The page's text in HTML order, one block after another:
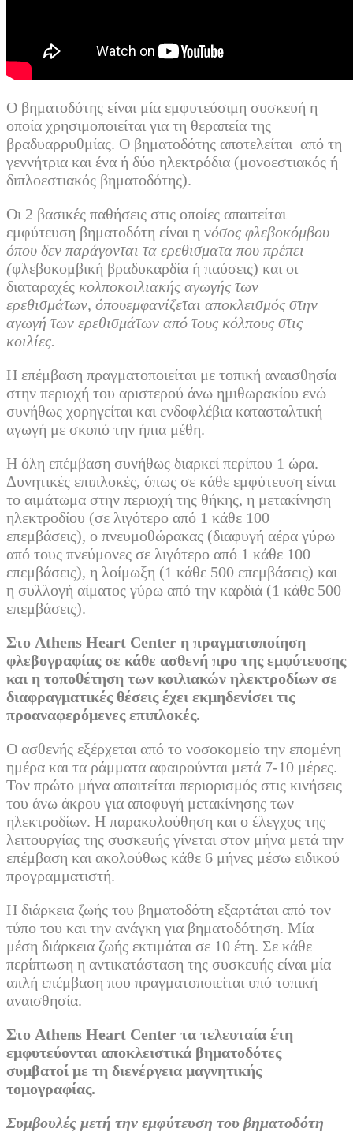
Ο βηματοδότης είναι μία εμφυτεύσιμη συσκευή η
οποία χρησιμοποιείται για τη θεραπεία της
βραδυαρρυθμίας. Ο βηματοδότης αποτελείται από τη
γεννήτρια και ένα ή δύο ηλεκτρόδια (μονοεστιακός ή
διπλοεστιακός βηματοδότης).
Οι 2 βασικές παθήσεις στις οποίες απαιτείται
εμφύτευση βηματοδότη είναι η νόσος φλεβοκόμβου
όπου δεν παράγονται τα ερεθισματα που πρέπει
(φλεβοκομβική βραδυκαρδία ή παύσεις) και οι
διαταραχές κολποκοιλιακής αγωγής των
ερεθισμάτων, όπουεμφανίζεται αποκλεισμός στην
αγωγή των ερεθισμάτων από τους κόλπους στις
κοιλίες.
Η επέμβαση πραγματοποιείται με τοπική αναισθησία
στην περιοχή του αριστερού άνω ημιθωρακίου ενώ
συνήθως χορηγείται και ενδοφλέβια κατασταλτική
αγωγή με σκοπό την ήπια μέθη.
Η όλη επέμβαση συνήθως διαρκεί περίπου 1 ώρα.
Δυνητικές επιπλοκές, όπως σε κάθε εμφύτευση είναι
το αιμάτωμα στην περιοχή της θήκης, η μετακίνηση
ηλεκτροδίου (σε λιγότερο από 1 κάθε 100
επεμβάσεις), ο πνευμοθώρακας (διαφυγή αέρα γύρω
από τους πνεύμονες σε λιγότερο από 1 κάθε 100
επεμβάσεις), η λοίμωξη (1 κάθε 500 επεμβάσεις) και
η συλλογή αίματος γύρω από την καρδιά (1 κάθε 500
επεμβάσεις).
Στο Athens Heart Center η πραγματοποίηση
φλεβογραφίας σε κάθε ασθενή προ της εμφύτευσης
και η τοποθέτηση των κοιλιακών ηλεκτροδίων σε
διαφραγματικές θέσεις έχει εκμηδενίσει τις
προαναφερόμενες επιπλοκές.
Ο ασθενής εξέρχεται από το νοσοκομείο την επομένη
ημέρα και τα ράμματα αφαιρούνται μετά 7-10 μέρες.
Τον πρώτο μήνα απαιτείται περιορισμός στις κινήσεις
του άνω άκρου για αποφυγή μετακίνησης των
ηλεκτροδίων. Η παρακολούθηση και ο έλεγχος της
λειτουργίας της συσκευής γίνεται στον μήνα μετά την
επέμβαση και ακολούθως κάθε 6 μήνες μέσω ειδικού
προγραμματιστή.
Η διάρκεια ζωής του βηματοδότη εξαρτάται από τον
τύπο του και την ανάγκη για βηματοδότηση. Μία
μέση διάρκεια ζωής εκτιμάται σε 10 έτη. Σε κάθε
περίπτωση η αντικατάσταση της συσκευής είναι μία
απλή επέμβαση που πραγματοποιείται υπό τοπική
αναισθησία.
Στο Athens Heart Center τα τελευταία έτη
εμφυτεύονται αποκλειστικά βηματοδότες
συμβατοί με τη διενέργεια μαγνητικής
τομογραφίας.
Συμβουλές μετή την εμφύτευση του βηματοδότη